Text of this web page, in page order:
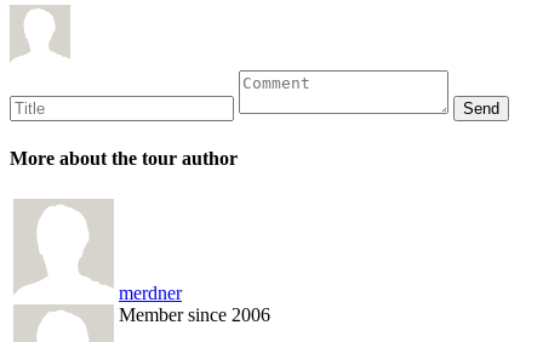
More about the tour author
merdner
Member since 2006